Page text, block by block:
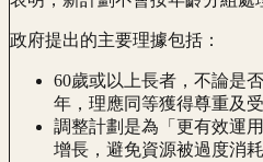
政府提出的主要理據包括：
60歲或以上長者，不論是
年，理應同等獲得尊重及受
調整計劃是為「更有效運
增長，避免資源被過度消耗